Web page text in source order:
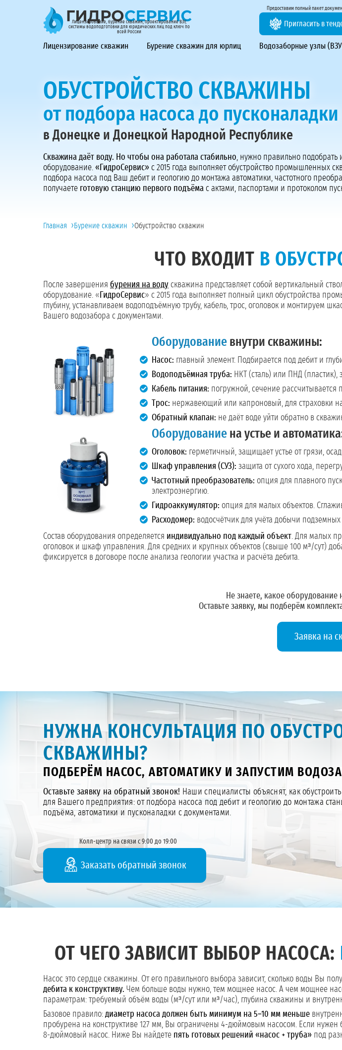
Лицензирование, бурение скважин, проектирование ВЗУ,
системы водоподготовки для юридических лиц под ключ по
всей России
Предоставим полный пакет
Пригласить в
ГидроСервис - лицензирование, бурение скважин, проектирование ВЗУ, системы
Лицензирование скважин Бурение скважин для юрлиц Водозаборные узлы
ОБУСТРОЙСТВО СКВАЖИНЫ
от подбора насоса до пусконаладки
в Донецке и Донецкой Народной Республике
Скважина даёт воду. Но чтобы она работала стабильно , нужно правильно подобрать
оборудование. «ГидроСервис» с 2015 года выполняет обустройство промышленных
подбора насоса под Ваш дебит и геологию до монтажа автоматики, частотного
получаете готовую станцию первого подъёма с актами, паспортами и протоколом
Предоставим полный
Колл-центр на связи
Главная ›Бурение скважин ›Обустройство скважин
ЧТО ВХОДИТ В
После завершения бурения на воду скважина представляет собой вертикальный
оборудование. « ГидроСервис» с 2015 года выполняет полный цикл обустройства
глубину, устанавливаем водоподъёмную трубу, кабель, трос, оголовок и монтируем
Вашего водозабора с документами.
Оборудование внутри скважины:
Насос: главный элемент. Подбирается под дебит и
Водоподъёмная труба: НКТ (сталь) или ПНД (пластик),
Кабель питания: погружной, сечение рассчитывается
Трос: нержавеющий или капроновый, для страховки
Обратный клапан: не даёт воде уйти обратно в
Оборудование на устье и
Оголовок: герметичный, защищает устье от грязи,
Шкаф управления (СУЗ): защита от сухого хода,
Частотный преобразователь: опция для плавного
электроэнергию.
Гидроаккумулятор: опция для малых объектов.
Расходомер: водосчётчик для учёта добычи
Состав оборудования определяется индивидуально под каждый объект. Для малых
оголовок и шкаф управления. Для средних и крупных объектов (свыше 100 м³/сут)
фиксируется в договоре после анализа геологии участка и расчёта дебита.
Не знаете, какое
Оставьте заявку, мы подберём
Заявка на
НУЖНА КОНСУЛЬТАЦИЯ ПО
СКВАЖИНЫ?
ПОДБЕРЁМ НАСОС, АВТОМАТИКУ И ЗАПУСТИМ
Оставьте заявку на обратный звонок! Наши специалисты объяснят, как
для Вашего предприятия: от подбора насоса под дебит и геологию до монтажа
подъёма, автоматики и пусконаладки с документами.
Колл-центр на связи с 9:00 до 19:00
Заказать обратный звонок
ОТ ЧЕГО ЗАВИСИТ ВЫБОР НАСОСА:
Насос это сердце скважины. От его правильного выбора зависит, сколько воды Вы
дебита к конструктиву. Чем больше воды нужно, тем мощнее насос. А чем мощнее
параметрам: требуемый объём воды (м³/сут или м³/час), глубина скважины и
Базовое правило: диаметр насоса должен быть минимум на 5–10 мм меньше
пробурена на конструктиве 127 мм, Вы ограничены 4-дюймовым насосом. Если
8-дюймовый насос. Ниже Вы найдете пять готовых решений «насос + труба» под